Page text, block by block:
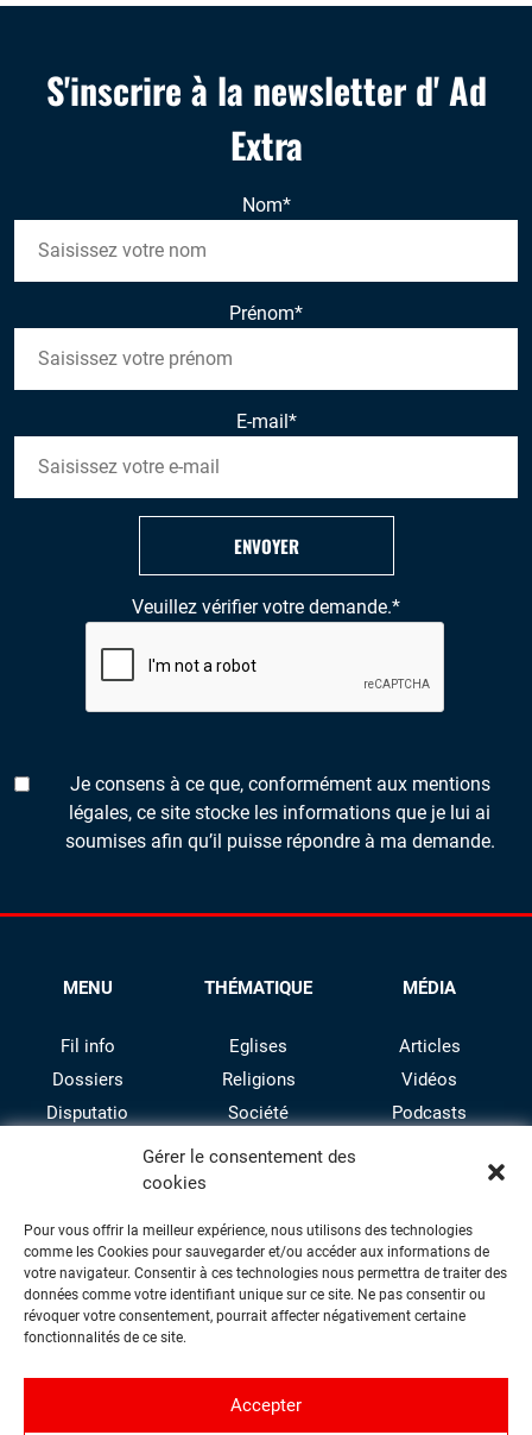
Gérer le consentement des
cookies
Pour vous offrir la meilleur expérience, nous utilisons des technologies
comme les Cookies pour sauvegarder et/ou accéder aux informations de
votre navigateur. Consentir à ces technologies nous permettra de traiter des
données comme votre identifiant unique sur ce site. Ne pas consentir ou
révoquer votre consentement, pourrait affecter négativement certaine
fonctionnalités de ce site.
Accepter
S'inscrire à la newsletter d' Ad
Extra
Nom*
Prénom*
E-mail*
Veuillez vérifier votre demande.*
Je consens à ce que, conformément aux mentions
légales, ce site stocke les informations que je lui ai
soumises afin qu’il puisse répondre à ma demande.
ENVOYER
MENU
Fil info
Dossiers
Disputatio
THÉMATIQUE
Eglises
Religions
Société
Culture
MÉDIA
Articles
Vidéos
Podcasts
facebook